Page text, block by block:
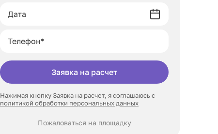
Заявка на расчет
Нажимая кнопку Заявка на расчет, я соглашаюсь с
политикой обработки персональных данных
Пожаловаться на площадку